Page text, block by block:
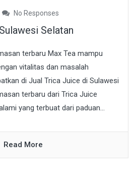
No Responses
Selatan
terbaru Max Tea mampu
vitalitas dan masalah
di Jual Trica Juice di Sulawesi
terbaru dari Trica Juice
yang terbuat dari paduan...
Read More